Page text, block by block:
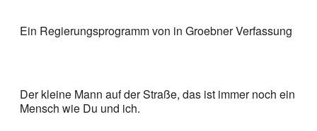
Ein Regierungsprogramm von in Groebner Verfassung
Der kleine Mann auf der Straße, das ist immer noch ein
Mensch wie Du und ich.